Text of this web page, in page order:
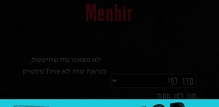
Menhir
סנן לפי מחיר
לא מצאנו מה שחיפשת,
כנראה שזה לא Trve מספיק